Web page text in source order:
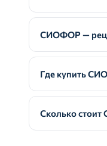
СИОФОР —
Где купить
Сколько